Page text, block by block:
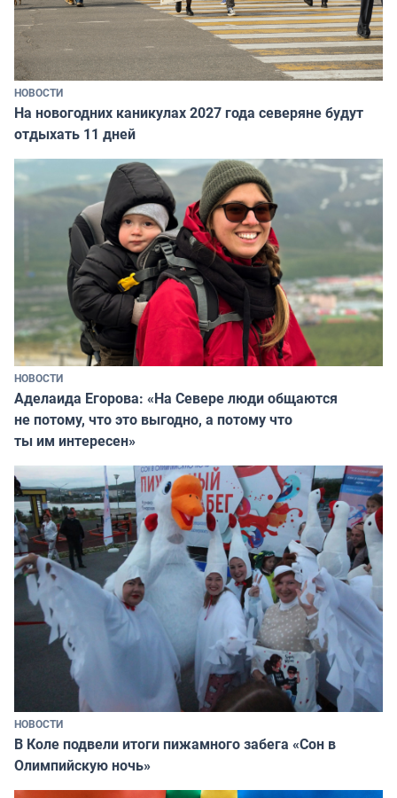
НОВОСТИ
На новогодних каникулах 2027 года северяне будут
отдыхать 11 дней
НОВОСТИ
Аделаида Егорова: «На Севере люди общаются
не потому, что это выгодно, а потому что
ты им интересен»
НОВОСТИ
В Коле подвели итоги пижамного забега «Сон в
Олимпийскую ночь»